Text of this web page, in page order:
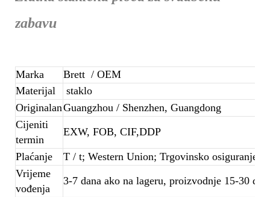
zabavu
Marka Brett / OEM
Materijal
staklo
OriginalanGuangzhou / Shenzhen, Guangdong
Cijeniti
termin
EXW, FOB, CIF,DDP
Plaćanje
T / t; Western Union; Trgovinsko osiguranje
Vrijeme
vođenja
3-7 dana ako na lageru, proizvodnje 15-30